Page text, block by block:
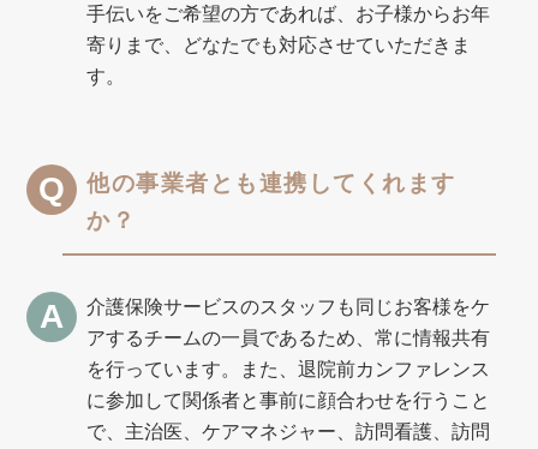
手伝いをご希望の方であれば、お子様からお年
寄りまで、どなたでも対応させていただきま
す。
他の事業者とも連携してくれます
か？
介護保険サービスのスタッフも同じお客様をケ
アするチームの一員であるため、常に情報共有
を行っています。また、退院前カンファレンス
に参加して関係者と事前に顔合わせを行うこと
で、主治医、ケアマネジャー、訪問看護、訪問